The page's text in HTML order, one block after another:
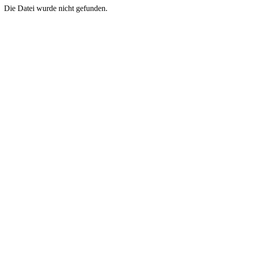
Die Datei wurde nicht gefunden.